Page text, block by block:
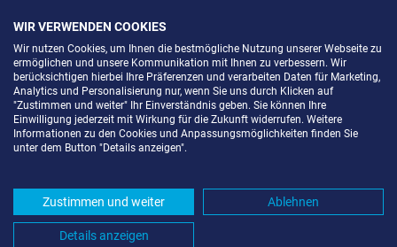
LAGERRAUM MIETEN IN
UND UMGEBUNG *
Komfortabel einlagern mit Extraraum
WIR VERWENDEN COOKIES
Wir nutzen Cookies, um Ihnen die bestmögliche Nutzung unserer Webseite zu
ermöglichen und unsere Kommunikation mit Ihnen zu verbessern. Wir
berücksichtigen hierbei Ihre Präferenzen und verarbeiten Daten für Marketing,
Analytics und Personalisierung nur, wenn Sie uns durch Klicken auf
"Zustimmen und weiter" Ihr Einverständnis geben. Sie können Ihre
Einwilligung jederzeit mit Wirkung für die Zukunft widerrufen. Weitere
Informationen zu den Cookies und Anpassungsmöglichkeiten finden Sie
unter dem Button "Details anzeigen".
Zustimmen und weiter Ablehnen
Details anzeigen